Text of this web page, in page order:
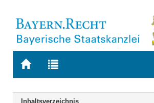
Zur
BAYERN.RECHT
Zur
letzten
Inhaltsverzeichnis